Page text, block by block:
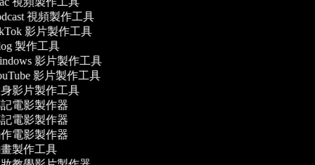
視頻製作工具
影片製作工具
製作工具
影片製作工具
影片製作工具
影片製作工具
電影製作器
電影製作器
電影製作器
製作工具